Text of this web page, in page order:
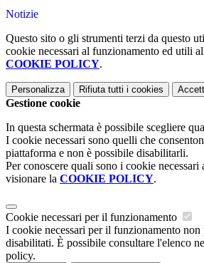
Notizie
Questo sito o gli strumenti terzi da questo
cookie necessari al funzionamento ed utili
COOKIE POLICY.
Personalizza Rifiuta tutti i cookies
Gestione cookie
In questa schermata è possibile scegliere
I cookie necessari sono quelli che
piattaforma e non è possibile disabilitarli.
Per conoscere quali sono i cookie
visionare la COOKIE POLICY.
Cookie necessari per il funzionamento
I cookie necessari per il funzionamento non
disabilitati. È possibile consultare l'elenco
policy.